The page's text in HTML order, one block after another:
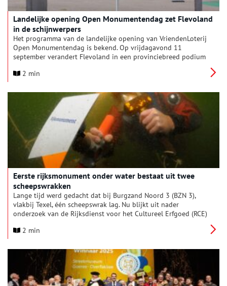
Landelijke opening Open Monumentendag zet Flevoland
in de schijnwerpers
Het programma van de landelijke opening van VriendenLoterij
Open Monumentendag is bekend. Op vrijdagavond 11
september verandert Flevoland in een provinciebreed podium
gelegenheid gemaakte openingsshow en een culturele
van Flevoland tot leven. Bezoekers ervaren hoe nieuw land,
pioniersverhalen en jonge monumenten samen het erfgoed
van de provincie vormen.
2 min
Eerste rijksmonument onder water bestaat uit twee
scheepswrakken
Lange tijd werd gedacht dat bij Burgzand Noord 3 (BZN 3),
vlakbij Texel, één scheepswrak lag. Nu blijkt uit nader
onderzoek van de Rijksdienst voor het Cultureel Erfgoed (RCE)
liggen. Het wrak werd de afgelopen zes weken onderzocht
2 min